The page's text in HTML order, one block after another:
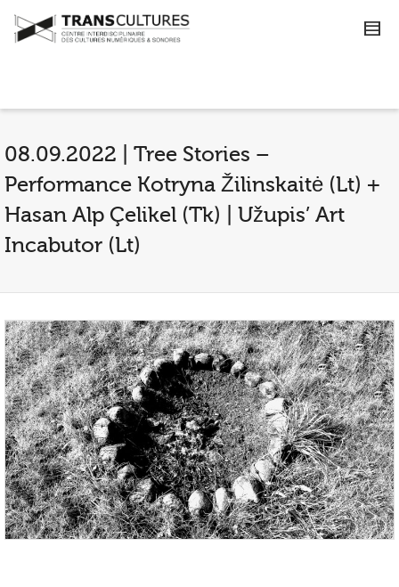
08.09.2022 | Tree Stories –
Performance Kotryna Žilinskaitė (Lt) +
Hasan Alp Çelikel (Tk) | Užupis’ Art
Incabutor (Lt)